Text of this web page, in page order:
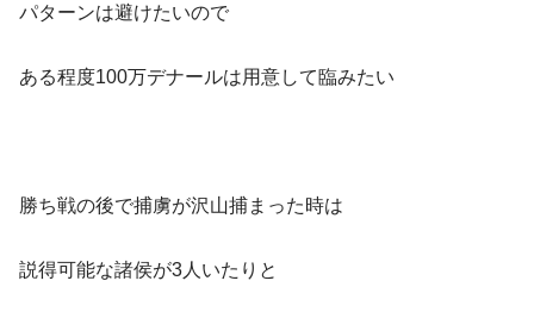
パターンは避けたいので
ある程度100万デナールは用意して臨みたい
勝ち戦の後で捕虜が沢山捕まった時は
説得可能な諸侯が3人いたりと